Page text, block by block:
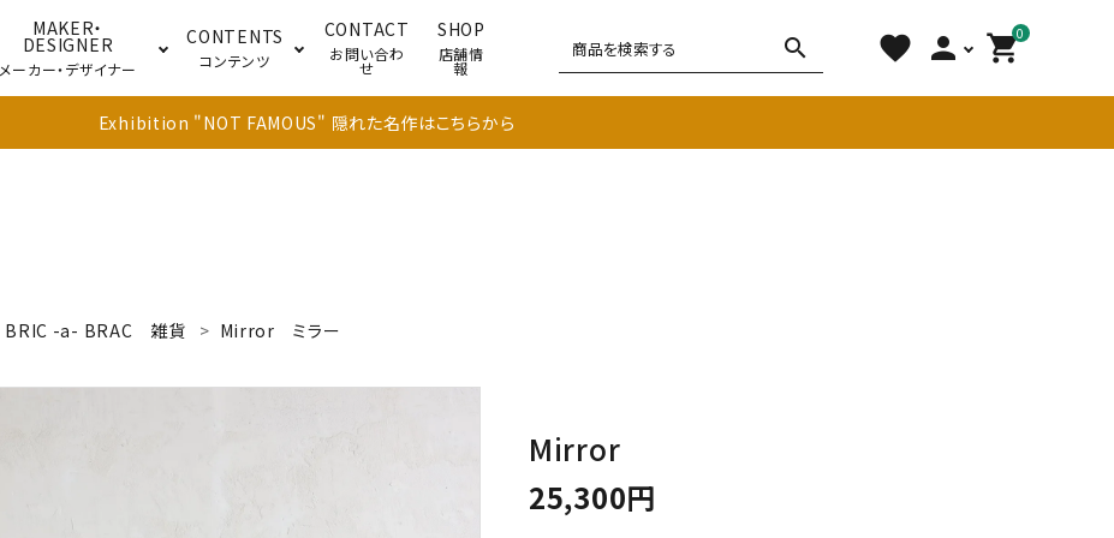
MAKER・
DESIGNER
メーカー・デザイナー
CONTENTS
コンテンツ
CONTACT
お問い合わ
せ
SHOP
店舗情
報
search favorite person 0
shopping_cart
Exhibition "NOT FAMOUS" 隠れた名作はこちらから
BRIC -a- BRAC 雑貨 Mirror ミラー
Mirror
25,300円